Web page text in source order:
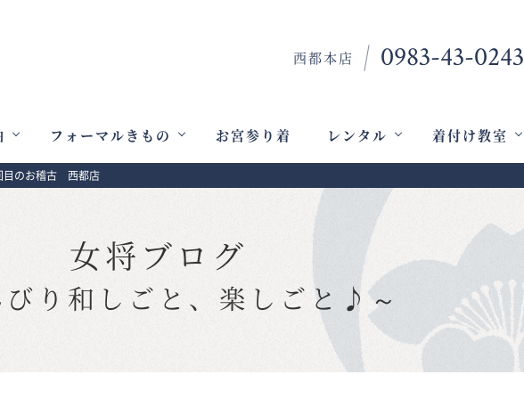
西都本店 0983-43-0243
フォーマルきもの お宮参り着 レンタル 着付け教室
目のお稽古 西都店
女将ブログ
びり和しごと、楽しごと♪～